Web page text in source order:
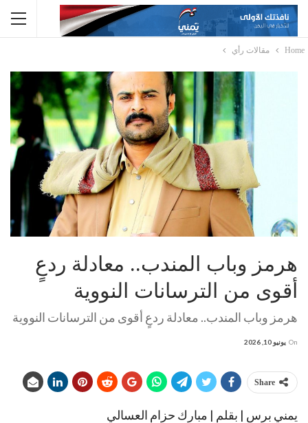
Home مقالات رأي
هرمز وباب المندب.. معادلة ردعٍ
أقوى من الترسانات النووية
هرمز وباب المندب.. معادلة ردعٍ أقوى من الترسانات النووية
On يونيو 10, 2026
Share
يمني برس | بقلم | مبارك حزام العسالي